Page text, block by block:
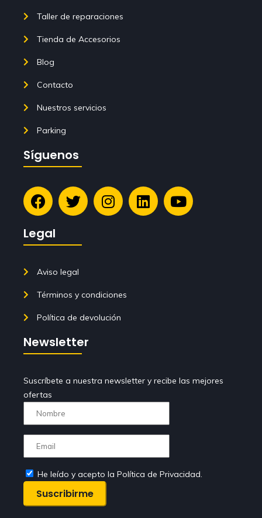
Taller de reparaciones
Tienda de Accesorios
Blog
Contacto
Nuestros servicios
Parking
Síguenos
Legal
Aviso legal
Términos y condiciones
Política de devolución
Newsletter
Suscríbete a nuestra newsletter y recibe las mejores
ofertas
He leído y acepto la Política de Privacidad.